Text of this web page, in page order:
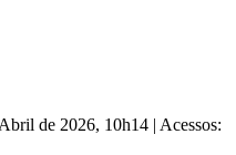
de 2026, 10h14 | Acessos: